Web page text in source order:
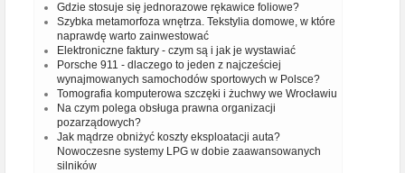
Gdzie stosuje się jednorazowe rękawice foliowe?
Szybka metamorfoza wnętrza. Tekstylia domowe, w które
naprawdę warto zainwestować
Elektroniczne faktury - czym są i jak je wystawiać
Porsche 911 - dlaczego to jeden z najcześciej
wynajmowanych samochodów sportowych w Polsce?
Tomografia komputerowa szczęki i żuchwy we Wrocławiu
Na czym polega obsługa prawna organizacji
pozarządowych?
Jak mądrze obniżyć koszty eksploatacji auta?
Nowoczesne systemy LPG w dobie zaawansowanych
silników